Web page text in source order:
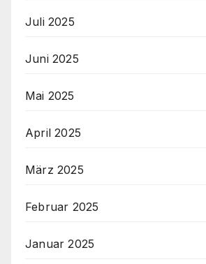
Juli 2025
Juni 2025
Mai 2025
April 2025
März 2025
Februar 2025
Januar 2025